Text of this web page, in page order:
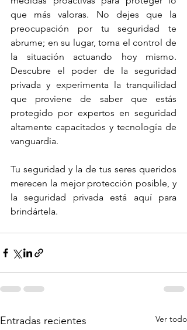
que más valoras. No dejes que la
preocupación por tu seguridad te
abrume; en su lugar, toma el control de
la situación actuando hoy mismo.
Descubre el poder de la seguridad
privada y experimenta la tranquilidad
que proviene de saber que estás
protegido por expertos en seguridad
altamente capacitados y tecnología de
vanguardia.
Tu seguridad y la de tus seres queridos
merecen la mejor protección posible, y
la seguridad privada está aquí para
brindártela.
Entradas recientes Ver todo